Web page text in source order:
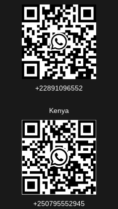
+22891096552‬‬‬‬
Kenya
+250795552945